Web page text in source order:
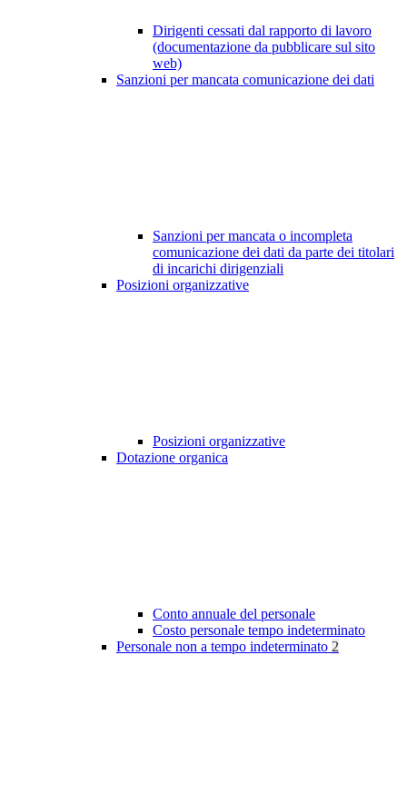
Dirigenti cessati dal rapporto di lavoro
(documentazione da pubblicare sul sito
web)
Sanzioni per mancata comunicazione dei dati
Sanzioni per mancata o incompleta
comunicazione dei dati da parte dei titolari
di incarichi dirigenziali
Posizioni organizzative
Posizioni organizzative
Dotazione organica
Conto annuale del personale
Costo personale tempo indeterminato
Personale non a tempo indeterminato 2